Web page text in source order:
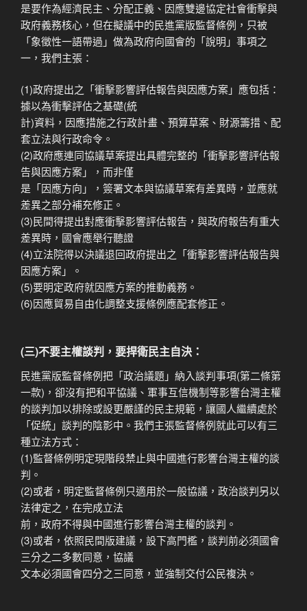
是要作為經濟民主、分配正義、因應雙邊協定社會衝擊與
政府義務核心，但在擬議中的民進黨版監督條例，只被
「象徵性一語帶過」做為政府向國會的「說明」事項之
一，我們主張：
(1)政府提出之「衝擊影響評估報告與因應方案」應包括：
據以為衝擊評估之基礎(統
計)資料，因應措施之行政計畫、預算草案、財源籌措、配
套立法與行政命令。
(2)政府應連同協議草案提出具體完整的「衝擊影響評估報
告與因應方案」，而非僅
是「因應方向」，簽署文本與協議草案有差異時，並應就
差異之部分補充修正。
(3)民間得提出對應衝擊影響評估報告，與政府報告有重大
差異時，國會應舉行聽證
(4)立法院得以決議退回政府提出之「衝擊影響評估報告與
因應方案」。
(5)要明定政府就因應方案的推動義務。
(6)因應貿易自由化調整支援條例應配套修正。
(三)不要主權談判，要捍衛民主自決：
民進黨版監督條例把「政治議題」納入談判事項(第二條第
一款)，卻沒有把和平協議、軍事互信機制等影響台灣主權
的談判加以排除或設更嚴謹的民主規範，讓國人繼續處於
「促統」談判的陰影中。我們主張監督條例就此可以有三
種立法方式：
(1)監督條例明定現階段禁止與中國進行影響台灣主權的談
判。
(2)或者，明定監督條例只適用於一般協議，政治談判另以
法律定之，在完成立法
前，政府不得與中國進行影響台灣主權的談判。
(3)或者，依照民間版建議，設下高門檻，談判前必須國會
三分之二多數同意，協議
文本必須國會四分之三同意，並強制交付公民複決。